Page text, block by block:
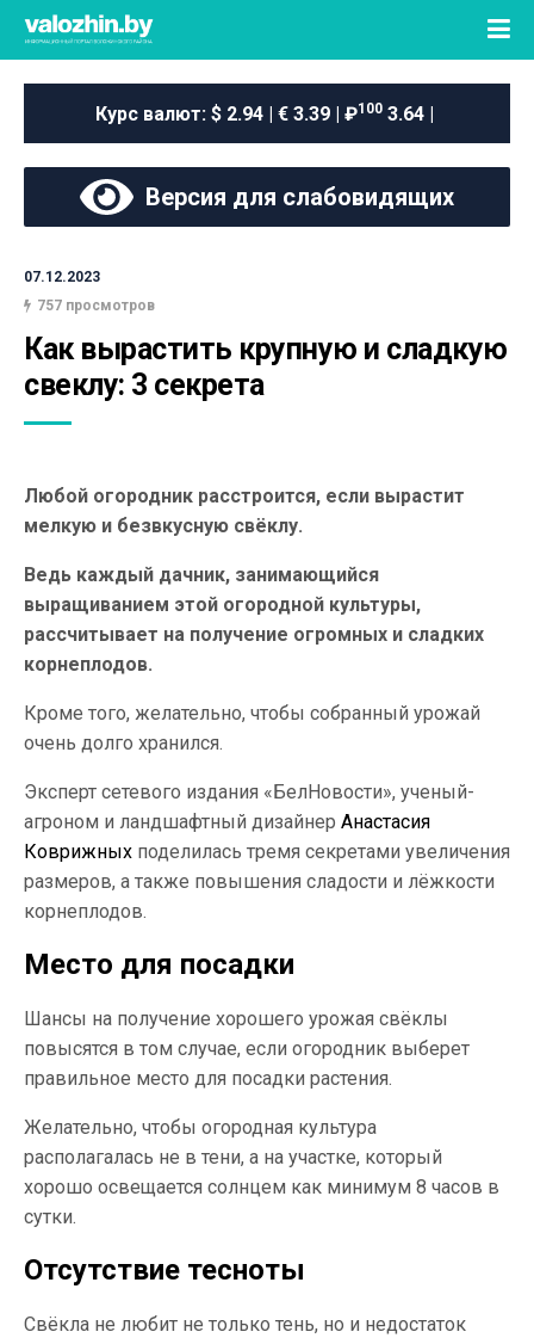
Курс валют: $ 2.94 | € 3.39 | ₽100 3.64 |
Версия для слабовидящих
07.12.2023
757 просмотров
Как вырастить крупную и сладкую
свеклу: 3 секрета
Любой огородник расстроится, если вырастит
мелкую и безвкусную свёклу.
Ведь каждый дачник, занимающийся
выращиванием этой огородной культуры,
рассчитывает на получение огромных и сладких
корнеплодов.
Кроме того, желательно, чтобы собранный урожай
очень долго хранился.
Эксперт сетевого издания «БелНовости», ученый-
агроном и ландшафтный дизайнер Анастасия
Коврижных поделилась тремя секретами увеличения
размеров, а также повышения сладости и лёжкости
корнеплодов.
Место для посадки
Шансы на получение хорошего урожая свёклы
повысятся в том случае, если огородник выберет
правильное место для посадки растения.
Желательно, чтобы огородная культура
располагалась не в тени, а на участке, который
хорошо освещается солнцем как минимум 8 часов в
сутки.
Отсутствие тесноты
Свёкла не любит не только тень, но и недостаток